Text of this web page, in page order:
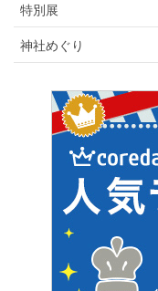
特別展
神社めぐり